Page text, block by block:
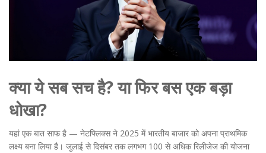
क्या ये सब सच है? या फिर बस एक बड़ा
धोखा?
यहां एक बात साफ है — नेटफ्लिक्स ने 2025 में भारतीय बाजार को अपना प्राथमिक
लक्ष्य बना लिया है। जुलाई से दिसंबर तक लगभग 100 से अधिक रिलीजेज की योजना